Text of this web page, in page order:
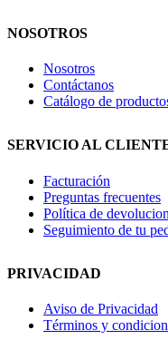
NOSOTROS
Nosotros
Contáctanos
Catálogo de
SERVICIO AL
Facturación
Preguntas frecuentes
Política de
Seguimiento de tu
PRIVACIDAD
Aviso de Privacidad
Términos y